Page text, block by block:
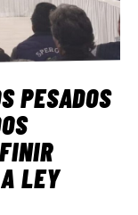
PESADOS
LEY